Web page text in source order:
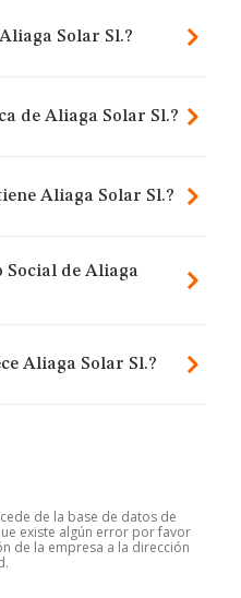
Solar Sl.?
de Aliaga Solar Sl.?
Aliaga Solar Sl.?
Social de Aliaga
Aliaga Solar Sl.?
de la base de datos de
existe algún error por favor
de la empresa a la dirección